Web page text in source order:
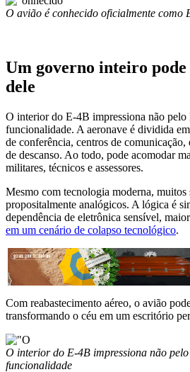
O avião é conhecido oficialmente como
Um governo inteiro
dele
O interior do E-4B impressiona não pelo
funcionalidade. A aeronave é dividida
de conferência, centros de comunicação,
de descanso. Ao todo, pode acomodar
militares, técnicos e assessores.
Mesmo com tecnologia moderna, muitos
propositalmente analógicos. A lógica é
dependência de eletrônica sensível,
em um cenário de colapso tecnológico.
Com reabastecimento aéreo, o avião
transformando o céu em um escritório
O interior do E-4B impressiona não
funcionalidade